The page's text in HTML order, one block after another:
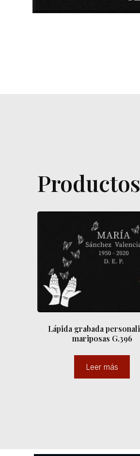
Lápida grabada
mariposas G.396
Leer más